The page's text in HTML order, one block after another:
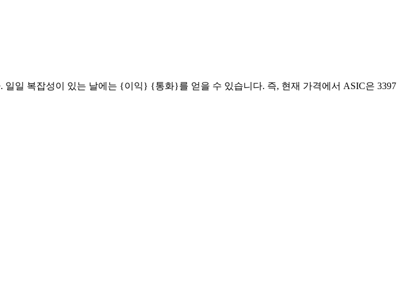
일일 복잡성이 있는 날에는 {이익} {통화}를 얻을 수 있습니다. 즉, 현재 가격에서 ASIC은 3397